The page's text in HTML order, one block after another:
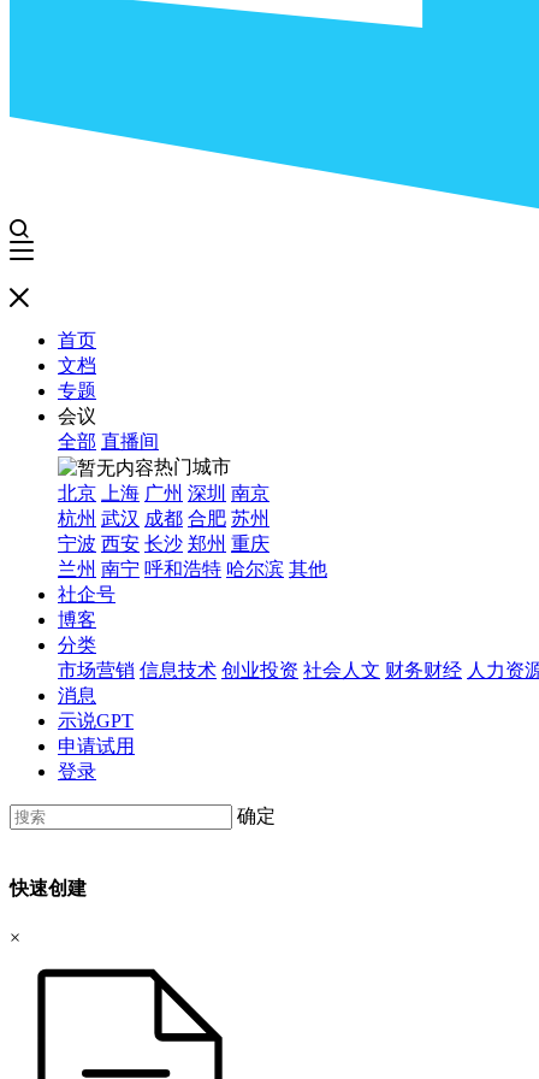
首页
文档
专题
会议
全部 直播间
热门城市
北京
上海 广州 深圳 南京
杭州 武汉 成都 合肥 苏州
宁波 西安 长沙 郑州 重庆
兰州 南宁 呼和浩特 哈尔滨 其他
社企号
博客
分类
市场营销 信息技术 创业投资 社会人文 财务财经 人力资
消息
示说GPT
申请试用
登录
确定
快速创建
×